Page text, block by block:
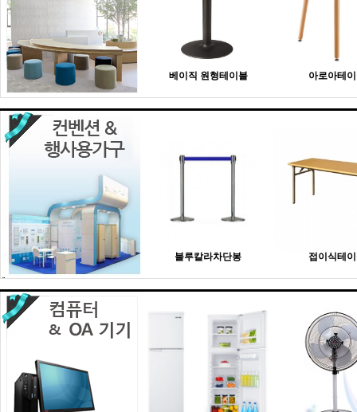
베이직 원형테이블 아로아테
블루칼라차단봉 접이식테